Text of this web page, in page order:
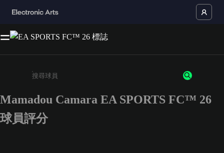
請輸入至少 3 個字元或數字
Mamadou Camara EA SPORTS FC™ 26
球員評分